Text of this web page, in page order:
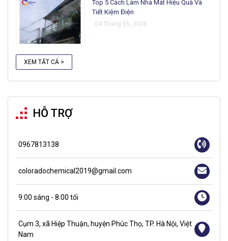
Top 5 Cách Làm Nhà Mát Hiệu Quả Và
Tiết Kiệm Điện
04 Tháng 05, 2026
XEM TẤT CẢ >
HỖ TRỢ
0967813138
coloradochemical2019@gmail.com
9:00 sáng - 8:00 tối
Cụm 3, xã Hiệp Thuận, huyện Phúc Thọ, TP. Hà Nội, Việt
Nam